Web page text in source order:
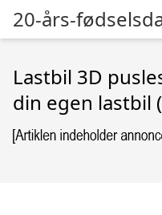
20-års-
Lastbil 3D
din egen lastbil